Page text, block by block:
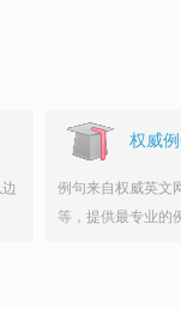
权威
例句来自权威英文
等，提供最专业的